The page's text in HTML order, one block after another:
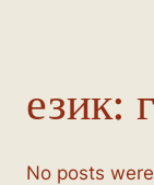
език:
No posts